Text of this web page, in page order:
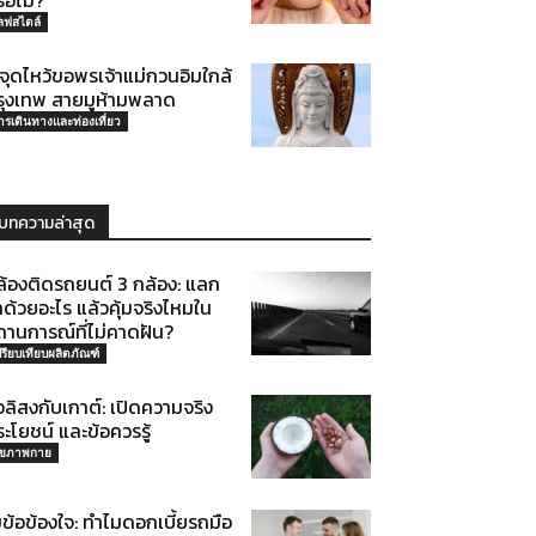
ฟสไตล์
ดไหว้ขอพรเจ้าแม่กวนอิมใกล้
งเทพ สายมูห้ามพลาด
รเดินทางและท่องเที่ยว
บทความล่าสุด
องติดรถยนต์ 3 กล้อง: แลก
วยอะไร แล้วคุ้มจริงไหมใน
านการณ์ที่ไม่คาดฝัน?
รียบเทียบผลิตภัณฑ์
สงกับเกาต์: เปิดความจริง
โยชน์ และข้อควรรู้
ภาพกาย
อข้องใจ: ทำไมดอกเบี้ยรถมือ